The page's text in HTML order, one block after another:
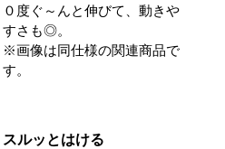
０度ぐ～んと伸びて、動きや
すさも◎。
※画像は同仕様の関連商品で
す。
スルッとはける